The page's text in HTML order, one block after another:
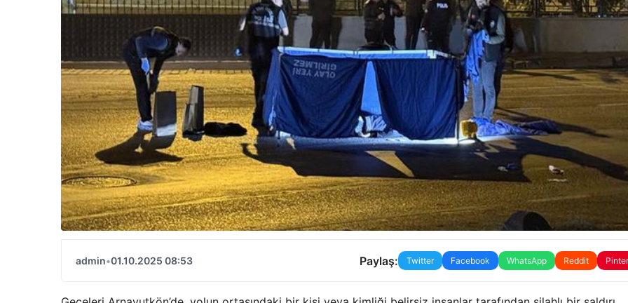
admin•01.10.2025 08:53 Paylaş: Twitter Facebook WhatsApp Reddit